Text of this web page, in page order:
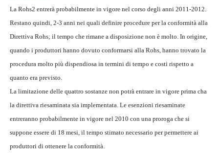
La Rohs2 entrerà probabilmente in vigore nel corso degli anni 2011-2012.
Restano quindi, 2-3 anni nei quali definire procedure per la conformità alla
Direttiva Rohs; il tempo che rimane a disposizione non è molto. In origine,
quando i produttori hanno dovuto conformarsi alla Rohs, hanno trovato la
procedura molto più dispendiosa in termini di tempo e costi rispetto a
quanto era previsto.
La limitazione delle quattro sostanze non potrà entrare in vigore prima cha
la direttiva riesaminata sia implementata. Le esenzioni riesaminate
entreranno probabilmente in vigore nel 2010 con una proroga che si
suppone essere di 18 mesi, il tempo stimato necessario per permettere ai
produttori di ottenere la conformità.